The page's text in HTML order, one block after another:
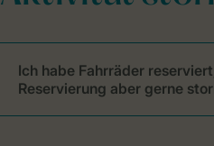
Ich habe Fahrräder
Reservierung aber gerne